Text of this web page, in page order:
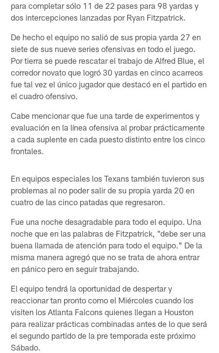
para completar sólo 11 de 22 pases para 98 yardas y
dos intercepciones lanzadas por Ryan Fitzpatrick.
De hecho el equipo no salió de sus propia yarda 27 en
siete de sus nueve series ofensivas en todo el juego.
Por tierra se puede rescatar el trabajo de Alfred Blue, el
corredor novato que logró 30 yardas en cinco acarreos
fue tal vez el único jugador que destacó en el partido en
el cuadro ofensivo.
Cabe mencionar que fue una tarde de experimentos y
evaluación en la línea ofensiva al probar prácticamente
a cada suplente en cada puesto distinto entre los cinco
frontales.
En equipos especiales los Texans también tuvieron sus
problemas al no poder salir de su propia yarda 20 en
cuatro de las cinco patadas que regresaron.
Fue una noche desagradable para todo el equipo. Una
noche que en las palabras de Fitzpatrick, "debe ser una
buena llamada de atención para todo el equipo." De la
misma manera agregó que no se trata de ahora entrar
en pánico pero en seguir trabajando.
El equipo tendrá la oportunidad de despertar y
reaccionar tan pronto como el Miércoles cuando los
visiten los Atlanta Falcons quienes llegan a Houston
para realizar prácticas combinadas antes de lo que será
el segundo partido de la pre temporada este próximo
Sábado.